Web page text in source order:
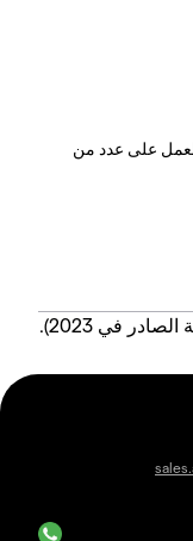
على عدد من
في 2023).